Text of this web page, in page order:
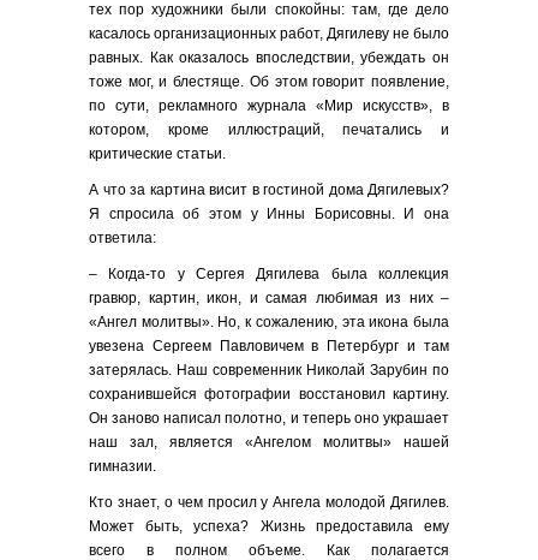
тех пор художники были спокойны: там, где дело
касалось организационных работ, Дягилеву не было
равных. Как оказалось впоследствии, убеждать он
тоже мог, и блестяще. Об этом говорит появление,
по сути, рекламного журнала «Мир искусств», в
котором, кроме иллюстраций, печатались и
критические статьи.
А что за картина висит в гостиной дома Дягилевых?
Я спросила об этом у Инны Борисовны. И она
ответила:
– Когда-то у Сергея Дягилева была коллекция
гравюр, картин, икон, и самая любимая из них –
«Ангел молитвы». Но, к сожалению, эта икона была
увезена Сергеем Павловичем в Петербург и там
затерялась. Наш современник Николай Зарубин по
сохранившейся фотографии восстановил картину.
Он заново написал полотно, и теперь оно украшает
наш зал, является «Ангелом молитвы» нашей
гимназии.
Кто знает, о чем просил у Ангела молодой Дягилев.
Может быть, успеха? Жизнь предоставила ему
всего в полном объеме. Как полагается